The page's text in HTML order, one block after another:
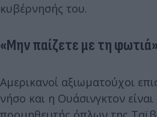
κυβέρνησής του.
«Μην παίζετε με τη φωτιά»
Αμερικανοί αξιωματούχοι
νήσο και η Ουάσινγκτον